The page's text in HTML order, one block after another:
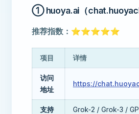
① huoya.ai（
推荐指数：⭐⭐⭐⭐⭐
项目 详情
访问
地址
https://
支持
Grok-2 / Grok-3 /